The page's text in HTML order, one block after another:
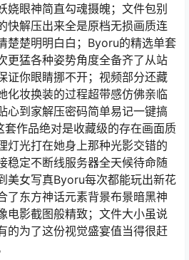
娆眼神简直勾魂摄魄；文件包别
快解压出来全是原档无损画质连
楚楚明明白白；Byoru的精选单套
更猛各种姿势角度全备齐了从站
证你眼睛挪不开；视频部分还藏
化妆换装的过程超带感仿佛亲临
心到家解压密码简单易记一键搞
作品绝对是收藏级的存在画面质
灯光打在她身上那种光影交错的
稳定不断线服务器全天候待命随
美女写真Byoru每次都能玩出新花
了东方神话元素背景布景暗黑神
电影截图般精致；文件大小虽说
的为了这份视觉盛宴值当得很赶